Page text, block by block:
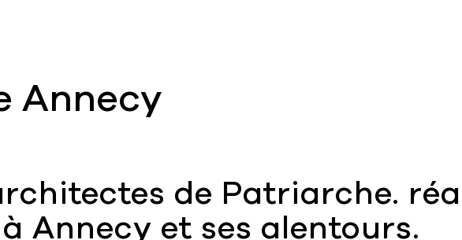
Annecy
de Patriarche.
Annecy et ses alentours.